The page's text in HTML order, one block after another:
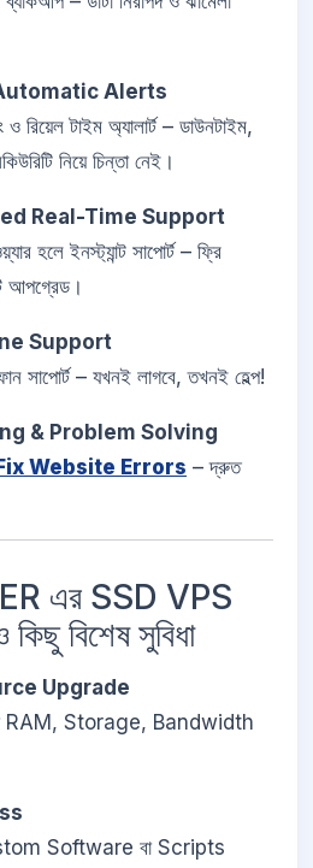
Alerts
রিয়েল টাইম অ্যালার্ট – ডাউনটাইম,
নিয়ে চিন্তা নেই।
Real-Time Support
হলে ইনস্ট্যান্ট সাপোর্ট – ফ্রি
আপগ্রেড।
Support
সাপোর্ট – যখনই লাগবে, তখনই হেল্প!
& Problem Solving
Website Errors – দ্রুত
এর SSD VPS
বিশেষ সুবিধা
Upgrade
RAM, Storage, Bandwidth
Software বা Scripts